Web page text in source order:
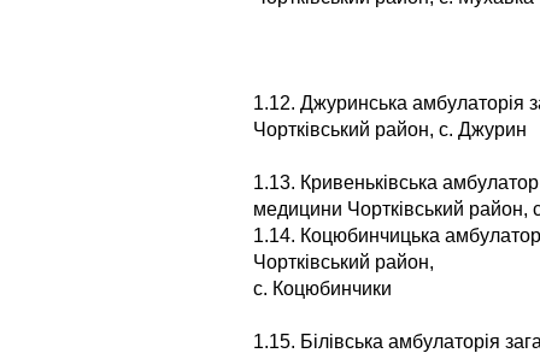
1.12. Джуринська амбулаторія
Чортківський район, с. Джурин
1.13. Кривеньківська
медицини Чортківський район,
1.14. Коцюбинчицька
Чортківський район,
с. Коцюбинчики
1.15. Білівська амбулаторія